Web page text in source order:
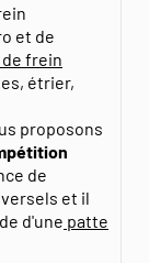
et de
frein
étrier,
proposons
de
et il
d'une patte